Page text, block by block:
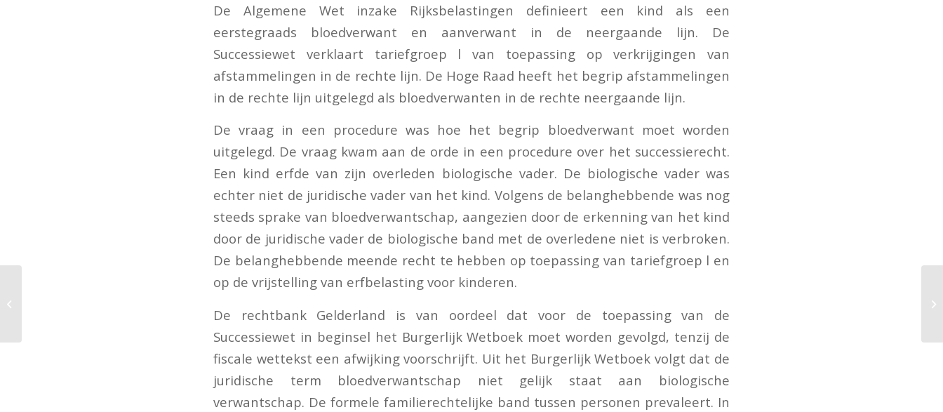
De Algemene Wet inzake Rijksbelastingen definieert een kind als een
eerstegraads bloedverwant en aanverwant in de neergaande lijn. De
Successiewet verklaart tariefgroep l van toepassing op verkrijgingen van
afstammelingen in de rechte lijn. De Hoge Raad heeft het begrip afstammelingen
in de rechte lijn uitgelegd als bloedverwanten in de rechte neergaande lijn.
De vraag in een procedure was hoe het begrip bloedverwant moet worden
uitgelegd. De vraag kwam aan de orde in een procedure over het successierecht.
Een kind erfde van zijn overleden biologische vader. De biologische vader was
echter niet de juridische vader van het kind. Volgens de belanghebbende was nog
steeds sprake van bloedverwantschap, aangezien door de erkenning van het kind
door de juridische vader de biologische band met de overledene niet is verbroken.
De belanghebbende meende recht te hebben op toepassing van tariefgroep l en
op de vrijstelling van erfbelasting voor kinderen.
De rechtbank Gelderland is van oordeel dat voor de toepassing van de
Successiewet in beginsel het Burgerlijk Wetboek moet worden gevolgd, tenzij de
fiscale wettekst een afwijking voorschrijft. Uit het Burgerlijk Wetboek volgt dat de
juridische term bloedverwantschap niet gelijk staat aan biologische
verwantschap. De formele familierechtelijke band tussen personen prevaleert. In